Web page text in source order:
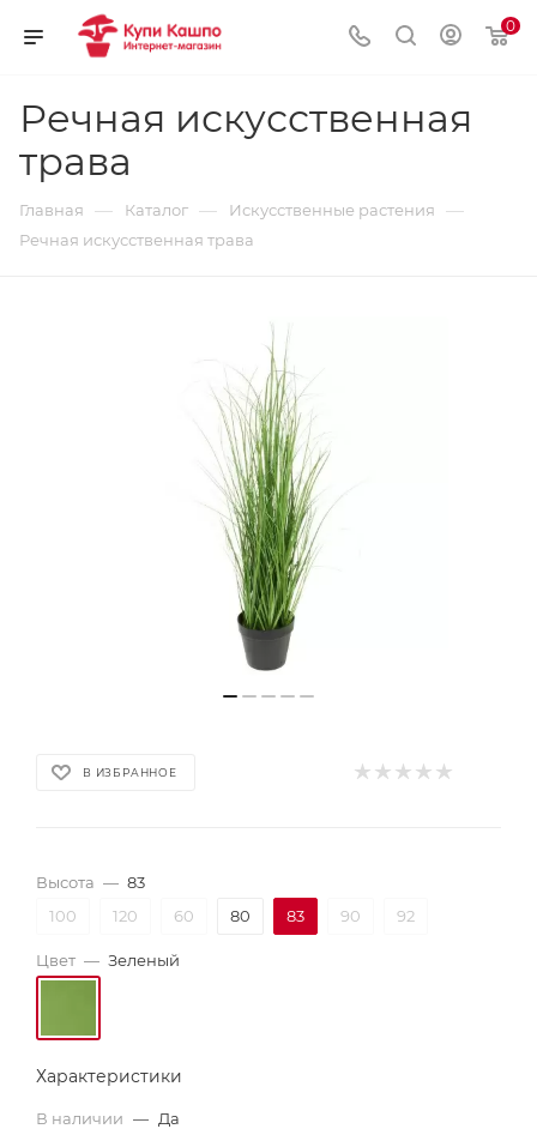
0
Речная искусственная
трава
Главная — Каталог — Искусственные растения —
Речная искусственная трава
В ИЗБРАННОЕ
Высота — 83
100
120 60 80 83 90 92
Цвет — Зеленый
Характеристики
В наличии — Да